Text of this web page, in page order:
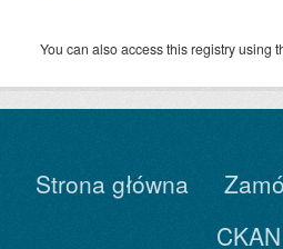
You can also access this registry using
Strona główna
CKAN